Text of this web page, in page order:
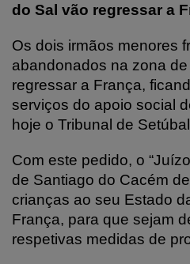
do Sal vão regressar a
Os dois irmãos menores
abandonados na zona
regressar a França,
serviços do apoio social
hoje o Tribunal de
Com este pedido, o
de Santiago do Cacém
crianças ao seu Estado
França, para que sejam
respetivas medidas de